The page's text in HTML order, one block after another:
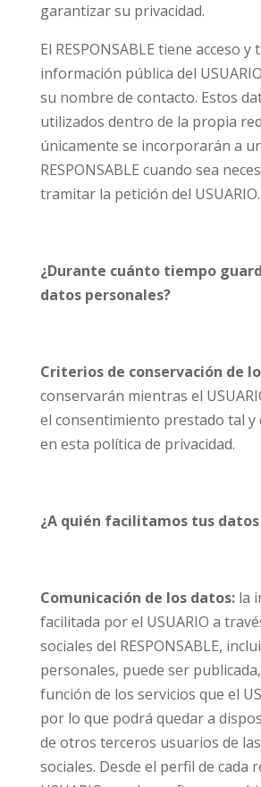
garantizar su privacidad.
El RESPONSABLE tiene acceso
información pública del
su nombre de contacto. Estos
utilizados dentro de la propia
únicamente se incorporarán a
RESPONSABLE cuando sea
tramitar la petición del USUARIO.
¿Durante cuánto tiempo
datos personales?
Criterios de conservación de
conservarán mientras el
el consentimiento prestado tal y
en esta política de privacidad.
¿A quién facilitamos tus
Comunicación de los datos:la
facilitada por el USUARIO a
sociales del RESPONSABLE,
personales, puede ser
función de los servicios que el
por lo que podrá quedar a
de otros terceros usuarios de
sociales. Desde el perfil de cada